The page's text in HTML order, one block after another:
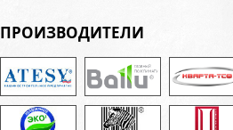
ПРОИЗВОДИТЕЛИ